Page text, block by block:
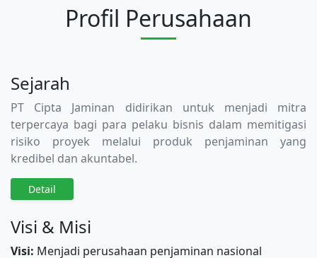
Profil Perusahaan
Sejarah
PT Cipta Jaminan didirikan untuk menjadi mitra
terpercaya bagi para pelaku bisnis dalam memitigasi
risiko proyek melalui produk penjaminan yang
kredibel dan akuntabel.
Detail
Visi & Misi
Visi: Menjadi perusahaan penjaminan nasional